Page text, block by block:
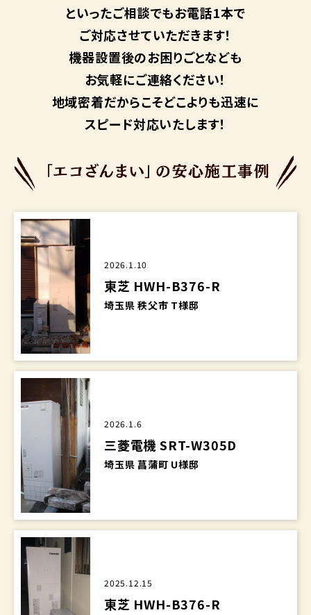
といったご相談でもお電話1本で
ご対応させていただきます！
機器設置後のお困りごとなども
お気軽にご連絡ください！
地域密着だからこそどこよりも迅速に
スピード対応いたします！
2026.1.10
東芝 HWH-B376-R
埼玉県 秩父市 T様邸
2026.1.6
三菱電機 SRT-W305D
埼玉県 菖蒲町 U様邸
2025.12.15
東芝 HWH-B376-R